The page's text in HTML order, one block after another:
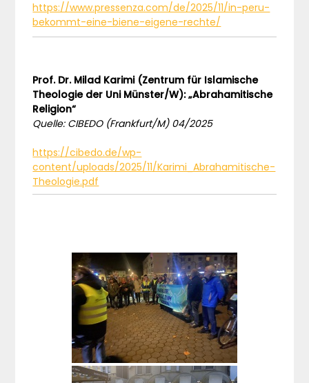
https://www.pressenza.com/de/2025/11/in-peru-
bekommt-eine-biene-eigene-rechte/
Prof. Dr. Milad Karimi (Zentrum für Islamische
Theologie der Uni Münster/W): „Abrahamitische
Religion“
Quelle: CIBEDO (Frankfurt/M) 04/2025
https://cibedo.de/wp-
content/uploads/2025/11/Karimi_Abrahamitische-
Theologie.pdf